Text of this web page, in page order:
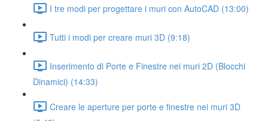
I tre modi per progettare i muri con AutoCAD (13:00)
Tutti i modi per creare muri 3D (9:18)
Inserimento di Porte e Finestre nei muri 2D (Blocchi
Dinamici) (14:33)
Creare le aperture per porte e finestre nei muri 3D